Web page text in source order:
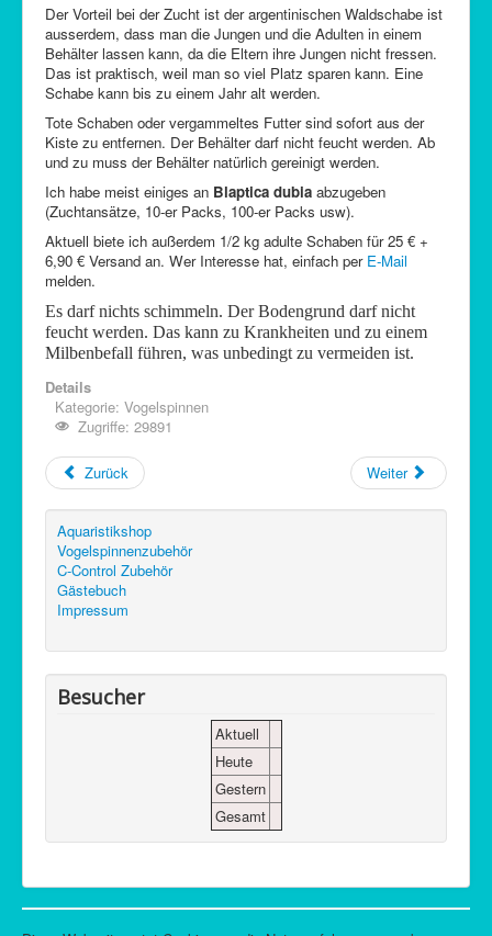
Der Vorteil bei der Zucht ist der argentinischen Waldschabe ist
ausserdem, dass man die Jungen und die Adulten in einem
Behälter lassen kann, da die Eltern ihre Jungen nicht fressen.
Das ist praktisch, weil man so viel Platz sparen kann. Eine
Schabe kann bis zu einem Jahr alt werden.
Tote Schaben oder vergammeltes Futter sind sofort aus der
Kiste zu entfernen. Der Behälter darf nicht feucht werden. Ab
und zu muss der Behälter natürlich gereinigt werden.
Ich habe meist einiges an Blaptica dubia abzugeben
(Zuchtansätze, 10-er Packs, 100-er Packs usw).
Aktuell biete ich außerdem 1/2 kg adulte Schaben für 25 € +
6,90 € Versand an. Wer Interesse hat, einfach per E-Mail
melden.
Es darf nichts schimmeln. Der Bodengrund darfnicht
feucht werden. Das kann zu Krankheiten und zu einem
Milbenbefall führen, was unbedingt zu vermeiden ist.
Details
Kategorie: Vogelspinnen
Zugriffe: 29891
Zurück Weiter
Aquaristikshop
Vogelspinnenzubehör
C-Control Zubehör
Gästebuch
Impressum
Besucher
Aktuell
Heute
Gestern
Gesamt